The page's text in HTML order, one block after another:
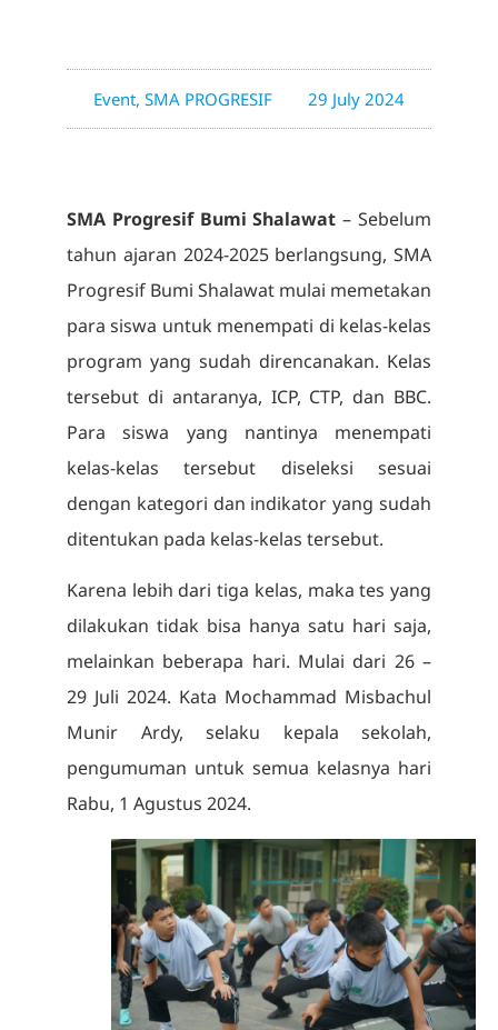
Event, SMA PROGRESIF 29 July 2024
SMA Progresif Bumi Shalawat – Sebelum
tahun ajaran 2024-2025 berlangsung, SMA
Progresif Bumi Shalawat mulai memetakan
para siswa untuk menempati di kelas-kelas
program yang sudah direncanakan. Kelas
tersebut di antaranya, ICP, CTP, dan BBC.
Para siswa yang nantinya menempati
kelas-kelas tersebut diseleksi sesuai
dengan kategori dan indikator yang sudah
ditentukan pada kelas-kelas tersebut.
Karena lebih dari tiga kelas, maka tes yang
dilakukan tidak bisa hanya satu hari saja,
melainkan beberapa hari. Mulai dari 26 –
29 Juli 2024. Kata Mochammad Misbachul
Munir Ardy, selaku kepala sekolah,
pengumuman untuk semua kelasnya hari
Rabu, 1 Agustus 2024.